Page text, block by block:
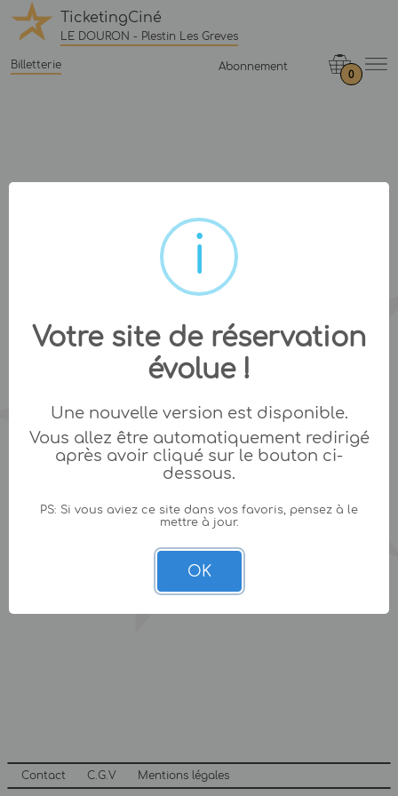
TicketingCiné
LE DOURON - Plestin Les Greves
Billetterie Abonnement
0
Contact C.G.V Mentions légales
Votre site de réservation
évolue !
Une nouvelle version est disponible.
Vous allez être automatiquement redirigé
après avoir cliqué sur le bouton ci-
dessous.
PS: Si vous aviez ce site dans vos favoris, pensez à le
mettre à jour.
OK